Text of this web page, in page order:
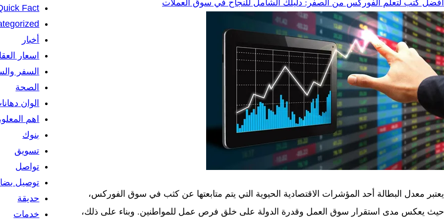
أفضل كتب لتعلم الفوركس من الصفر: دليلك الشامل للنجاح في سوق العملات
يعتبر معدل البطالة أحد المؤشرات الاقتصادية الحيوية التي يتم متابعتها عن كثب في سوق الفوركس،
حيث يعكس مدى استقرار سوق العمل وقدرة الدولة على خلق فرص عمل للمواطنين. وبناء على ذلك،
Fact
أخبار
اسعار
السفر
الصحة
الوان
اهم
بنوك
تسويق
تواصل
توصيل
حديقة
خدمات